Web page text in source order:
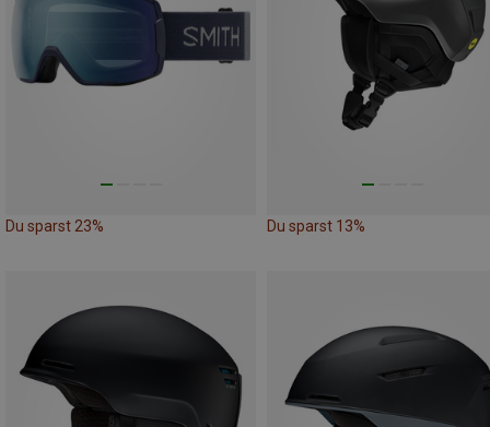
Du sparst 23% Du sparst 13%